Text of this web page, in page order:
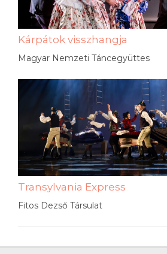
Kárpátok visszhangja
Magyar Nemzeti Táncegyüttes
Transylvania Express
Fitos Dezső Társulat